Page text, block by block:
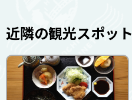
近隣の観光スポット